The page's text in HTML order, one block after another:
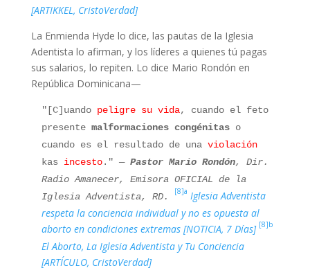
[ARTIKKEL, CristoVerdad]
La Enmienda Hyde lo dice, las pautas de la Iglesia
Adentista lo afirman, y los líderes a quienes tú pagas
sus salarios, lo repiten. Lo dice Mario Rondón en
República Dominicana—
"[C]uando peligre su vida, cuando el feto
presente malformaciones congénitaso
cuando es el resultado de unaviolación
kas incesto." — Pastor Mario Rondón, Dir.
Radio Amanecer, Emisora OFICIAL de la
Iglesia Adventista, RD.
[8]a Iglesia Adventista
respeta la conciencia individual y no es opuesta al
aborto en condiciones extremas [NOTICIA, 7 Días] [8]b
El Aborto, La Iglesia Adventista y Tu Conciencia
[ARTÍCULO, CristoVerdad]